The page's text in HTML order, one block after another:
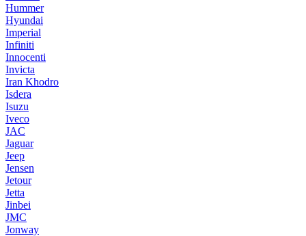
Hummer
Hyundai
Imperial
Infiniti
Innocenti
Invicta
Iran Khodro
Isdera
Isuzu
Iveco
JAC
Jaguar
Jeep
Jensen
Jetour
Jetta
Jinbei
JMC
Jonway